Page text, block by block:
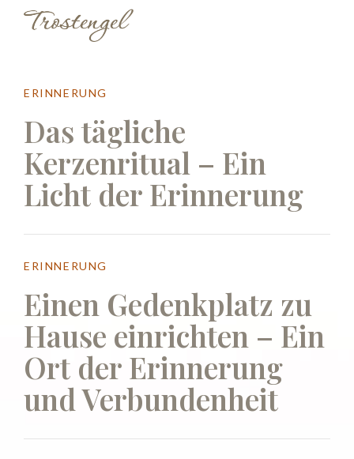
ERINNERUNG
Das tägliche
Kerzenritual – Ein
Licht der Erinnerung
ERINNERUNG
Einen Gedenkplatz zu
Hause einrichten – Ein
Ort der Erinnerung
und Verbundenheit